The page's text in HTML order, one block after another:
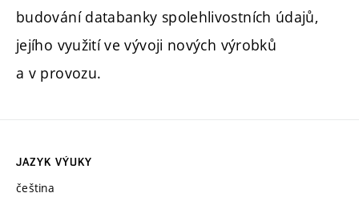
budování databanky spolehlivostních údajů,
jejího využití ve vývoji nových výrobků
a v provozu.
JAZYK VÝUKY
čeština